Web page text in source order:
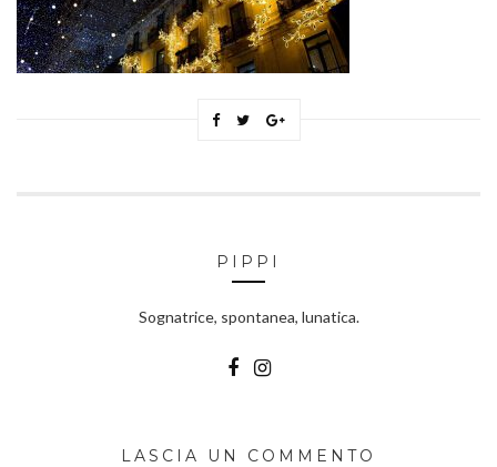
PIPPI
Sognatrice, spontanea, lunatica.
LASCIA UN COMMENTO